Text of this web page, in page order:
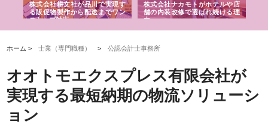
株式会社耕文社が品川で実現す
る販促物製作から配送までワン
ストップ対応
株式会社ナカモトがホテルや店
舗の内装改修で選ばれ続ける理
由
ホーム >士業（専門職種） >公認会計士事務所
オオトモエクスプレス有限会社が
実現する最短納期の物流ソリューシ
ョン